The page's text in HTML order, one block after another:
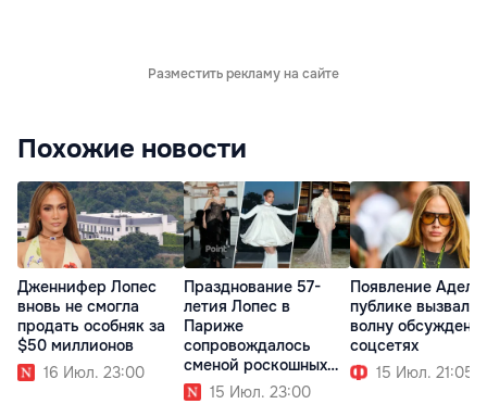
Разместить рекламу на сайте
Похожие новости
Дженнифер Лопес
вновь не смогла
продать особняк за
$50 миллионов
16 Июл. 23:00
Празднование 57-
летия Лопес в
Париже
сопровождалось
сменой роскошных
образов
15 Июл. 23:00
Появление Адель
публике вызвало
волну
соцсетях
15 Июл. 21:05